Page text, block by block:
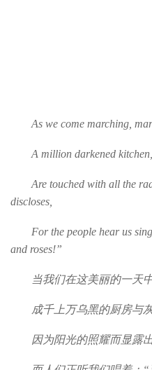
As we come marching,
A million darkened
Are touched with all the
discloses,
For the people hear us
and roses!”
当我们在这美丽的一天
成千上万乌黑的厨房与
因为阳光的照耀而显露